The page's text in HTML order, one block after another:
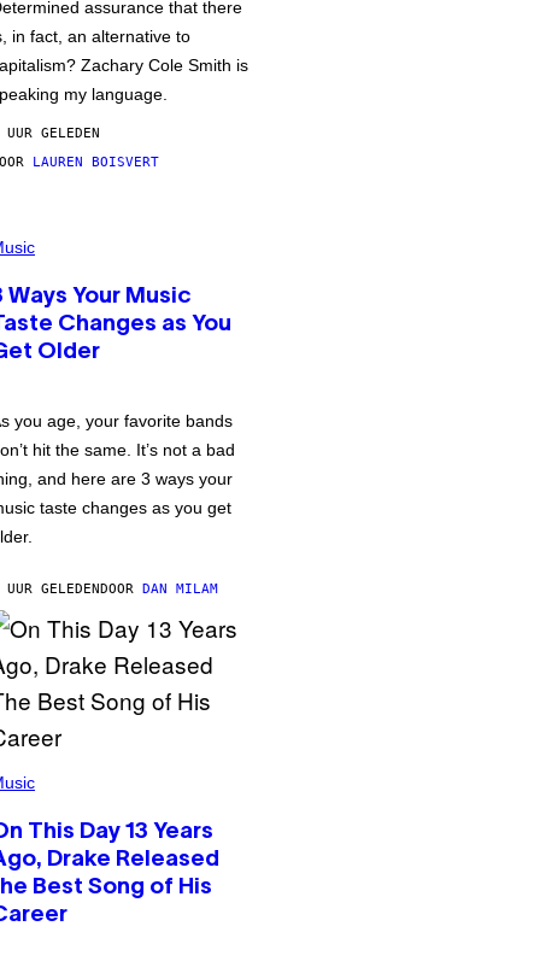
assurance that there
in fact, an alternative to
Zachary Cole Smith is
my language.
GELEDEN
LAUREN BOISVERT
Ways Your Music
Changes as You
Older
you age, your favorite bands
hit the same. It’s not a bad
and here are 3 ways your
taste changes as you get
GELEDENDOOR DAN MILAM
This Day 13 Years
Drake Released
Best Song of His